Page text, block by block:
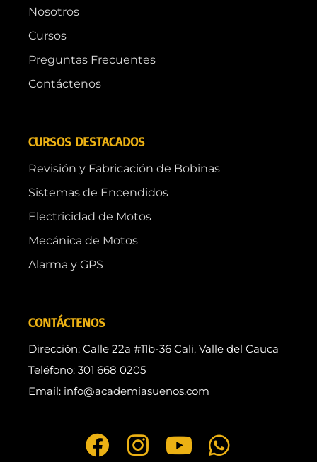
Nosotros
Cursos
Preguntas Frecuentes
Contáctenos
CURSOS DESTACADOS
Revisión y Fabricación de Bobinas
Sistemas de Encendidos
Electricidad de Motos
Mecánica de Motos
Alarma y GPS
CONTÁCTENOS
Dirección: Calle 22a #11b-36 Cali, Valle del Cauca
Teléfono: 301 668 0205
Email: info@academiasuenos.com